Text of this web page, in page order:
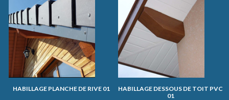
HABILLAGE PLANCHE DE RIVE 01
HABILLAGE DESSOUS DE TOIT PVC
01